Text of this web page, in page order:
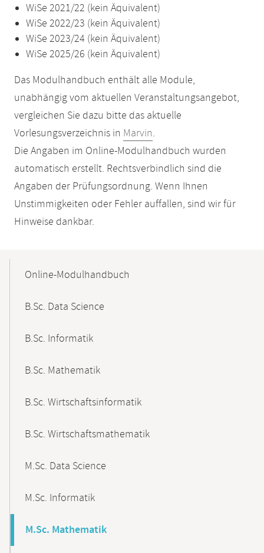
WiSe 2021/22 (kein Äquivalent)
WiSe 2022/23 (kein Äquivalent)
WiSe 2023/24 (kein Äquivalent)
WiSe 2025/26 (kein Äquivalent)
Das Modulhandbuch enthält alle Module,
unabhängig vom aktuellen Veranstaltungsangebot,
vergleichen Sie dazu bitte das aktuelle
Vorlesungsverzeichnis in Marvin.
Die Angaben im Online-Modulhandbuch wurden
automatisch erstellt. Rechtsverbindlich sind die
Angaben der Prüfungsordnung. Wenn Ihnen
Unstimmigkeiten oder Fehler auffallen, sind wir für
Hinweise dankbar.
NavigationOnline-Modulhandbuch
B.Sc. Data Science
B.Sc. Informatik
B.Sc. Mathematik
B.Sc. Wirtschaftsinformatik
B.Sc. Wirtschaftsmathematik
M.Sc. Data Science
M.Sc. Informatik
M.Sc. Mathematik